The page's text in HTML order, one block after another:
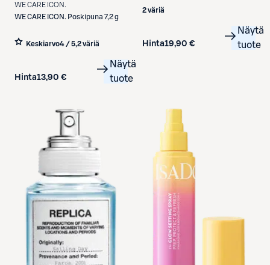
WE CARE ICON.
WE CARE ICON. Poskipuna 7,2 g
Keskiarvo4 / 5,2 väriä
Hinta13,90 €
Näytä
tuote
2 väriä
Hinta19,90 €
Näytä
tuote